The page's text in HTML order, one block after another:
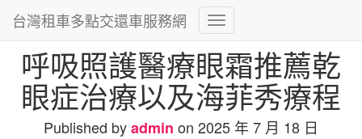
台灣租車多點交還車服務網
Toggle
Navigation
呼吸照護醫療眼霜推薦乾
眼症治療以及海菲秀療程
Published byadmin on 2025 年 7 月 18 日